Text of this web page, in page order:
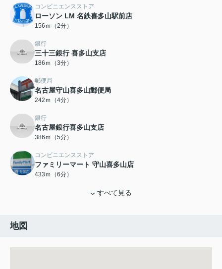
コンビニエンスストア
ローソン LM 名鉄喜多山駅前店
156ｍ（2分）
銀行
三十三銀行 喜多山支店
186ｍ（3分）
郵便局
名古屋守山喜多山郵便局
242ｍ（4分）
銀行
名古屋銀行喜多山支店
386ｍ（5分）
コンビニエンスストア
ファミリーマート 守山喜多山店
433ｍ（6分）
すべて見る
地図